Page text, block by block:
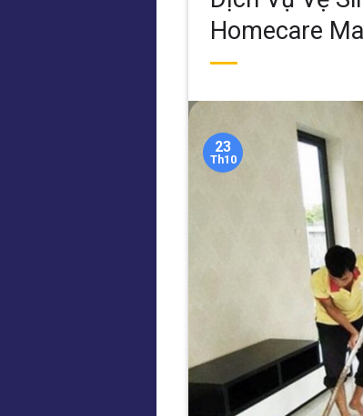
Homecare
23
Th10